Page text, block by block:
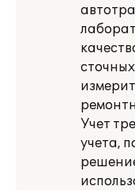
Учет
учета,